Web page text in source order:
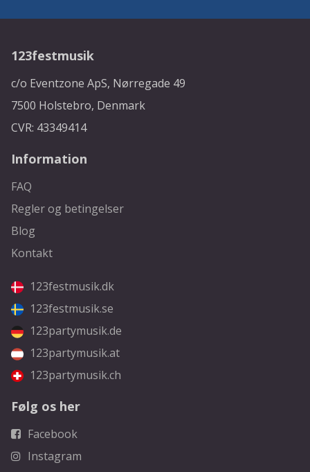
123festmusik
c/o Eventzone ApS, Nørregade 49
7500 Holstebro, Denmark
CVR: 43349414
Information
FAQ
Regler og betingelser
Blog
Kontakt
123festmusik.dk
123festmusik.se
123partymusik.de
123partymusik.at
123partymusik.ch
Følg os her
Facebook
Instagram